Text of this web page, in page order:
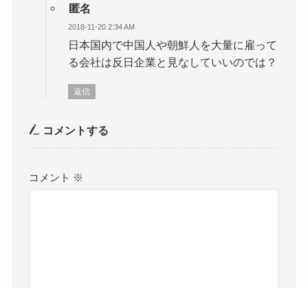
匿名
2018-11-20 2:34 AM
日本国内で中国人や朝鮮人を大量に雇って
る会社は反日企業と見なしていいのでは？
返信
コメントする
コメント ※